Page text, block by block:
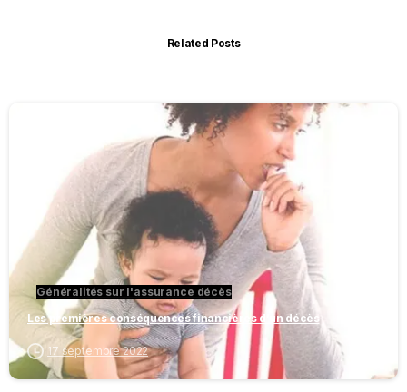
Related Posts
Généralités sur l'assurance décès
Les premières conséquences financières d’un décès
17 septembre 2022